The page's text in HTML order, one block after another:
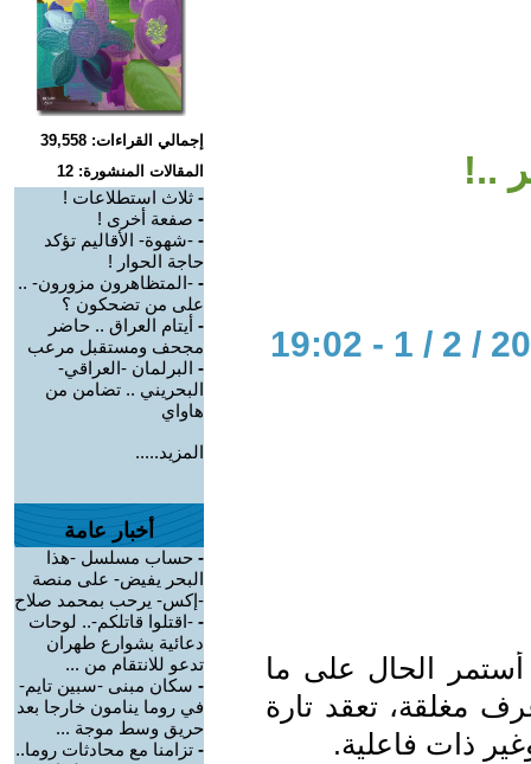
..!
أستمر الحال على ما
مغلقة، تعقد تارة
ذات فاعلية.
إجمالي القراءات: 39,558
المقالات المنشورة: 12
- ثلاث استطلاعات !
- صفعة أخرى !
- -شهوة- الأقاليم تؤكد
حاجة الحوار !
- -المتظاهرون مزورون- ..
على من تضحكون ؟
- أيتام العراق .. حاضر
مجحف ومستقبل مرعب
- البرلمان -العراقي-
البحريني .. تضامن من
هاواي
المزيد.....
أخبار عامة
- حساب مسلسل -هذا
البحر يفيض- على منصة
-إكس- يرحب بمحمد صلاح
- -اقتلوا قاتلكم-.. لوحات
دعائية بشوارع طهران
تدعو للانتقام من ...
- سكان مبنى -سبين تايم-
في روما ينامون خارجا بعد
حريق وسط موجة ...
- تزامنا مع محادثات روما..